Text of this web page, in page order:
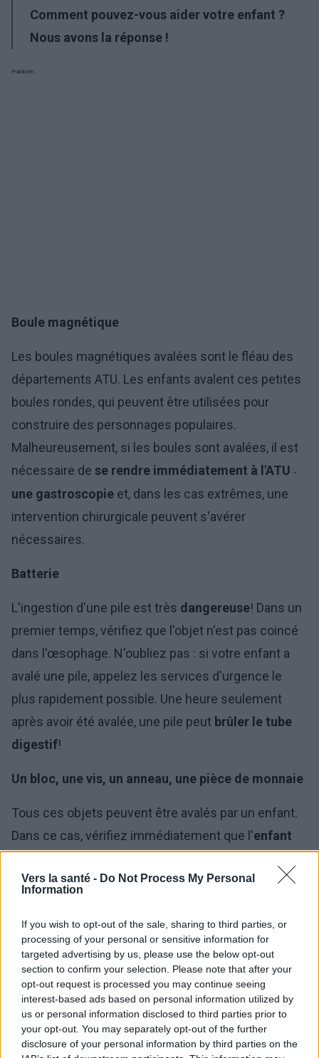
Vers la santé - Do Not Process My Personal
Information
If you wish to opt-out of the sale, sharing to third parties, or
processing of your personal or sensitive information for
targeted advertising by us, please use the below opt-out
section to confirm your selection. Please note that after your
opt-out request is processed you may continue seeing
interest-based ads based on personal information utilized by
us or personal information disclosed to third parties prior to
your opt-out. You may separately opt-out of the further
disclosure of your personal information by third parties on the
Comment pouvez-vous aider votre enfant ?
Nous avons la réponse !
Publicité:
Boule magnétique
Les boules magnétiques avalées sont le fléau des
départements ATU. Les enfants avalent ces petites
boules rondes, qui peuvent être utilisées pour
construire des personnages populaires.
Malheureusement, si les boules sont avalées, il est
nécessaire de se rendre immédiatement à l'ATU -
une gastroscopie et, dans les cas extrêmes, une
intervention chirurgicale peuvent s'avérer
nécessaires.
Batterie
L'ingestion d'une pile est très dangereuse! Dans un
premier temps, vérifiez que l'objet n'est pas coincé
dans l'œsophage. N'oubliez pas : si votre enfant a
avalé une pile, appelez les services d'urgence le
plus rapidement possible. Une heure seulement
après avoir été avalée, une pile peut brûler le tube
digestif!
Un bloc, une vis, un anneau, une pièce de monnaie
Tous ces objets peuvent être avalés par un enfant.
Dans ce cas, vérifiez immédiatement que l'enfant
étrangers traversent le tube digestif sans
avalé quelque chose, ne tardez pas,rendez-vous à
l'hôpital . Les médecins vérifieront dans quelle partie
du tube digestif se trouve l'objet et l'enfant sera
placé en observation.
La gastroscopie chez l'enfant est réalisée sous
anesthésie générale.L'urgence de sa réalisation